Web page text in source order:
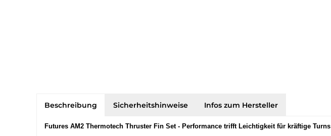
Beschreibung Sicherheitshinweise Infos zum Hersteller
Futures AM2 Thermotech Thruster Fin Set - Performance trifft Leichtigkeit für kräftige Turns